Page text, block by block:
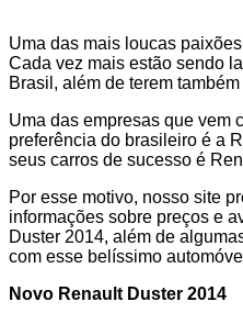
Uma das mais loucas
Cada vez mais estão sendo
Brasil, além de terem
Uma das empresas que vem
preferência do brasileiro é a
seus carros de sucesso é
Por esse motivo, nosso site
informações sobre preços e
Duster 2014, além de
com esse belíssimo
Novo Renault Duster 2014